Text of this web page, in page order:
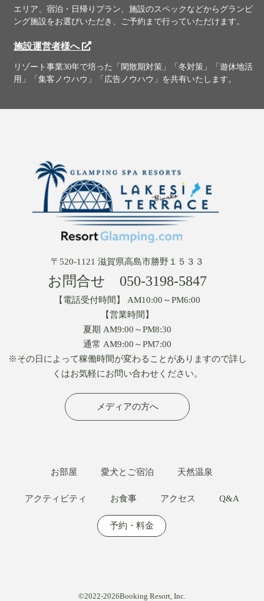
エリア、宿泊・日帰りプラン、施設のスペックなどからグランピ
ング施設をお選びいただき、ご予約まで行っていただけます。
施設運営者様へ
リゾート事業30年で培った「閑散期対策」「冬対策」「遊休地活
用」「集客ノウハウ」「広告ノウハウ」を共有いたします。
〒520-1121 滋賀県高島市勝野１５３３
お問合せ 050-3198-5847
【電話受付時間】 AM10:00～PM6:00
【営業時間】
夏期 AM9:00～PM8:30
通常 AM9:00～PM7:00
※その日によって稼働時間が変わることがありますので詳し
くはお気軽にお問い合わせください。
メディアの方へ
お部屋 愛犬とご宿泊 天然温泉
アクティビティ お食事 アクセス Q&A
予約・料金
©2022-2026Booking Resort, Inc.